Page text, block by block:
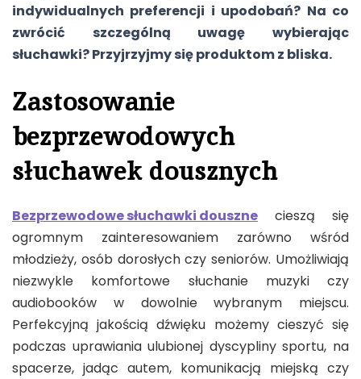
indywidualnych preferencji i upodobań? Na co
zwrócić szczególną uwagę wybierając
słuchawki? Przyjrzyjmy się produktom z bliska.
Zastosowanie
bezprzewodowych
słuchawek dousznych
Bezprzewodowe słuchawki douszne cieszą się
ogromnym zainteresowaniem zarówno wśród
młodzieży, osób dorosłych czy seniorów. Umożliwiają
niezwykle komfortowe słuchanie muzyki czy
audiobooków w dowolnie wybranym miejscu.
Perfekcyjną jakością dźwięku możemy cieszyć się
podczas uprawiania ulubionej dyscypliny sportu, na
spacerze, jadąc autem, komunikacją miejską czy